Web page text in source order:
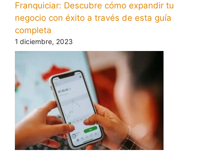
Franquiciar: Descubre cómo expandir tu
negocio con éxito a través de esta guía
completa
1 diciembre, 2023